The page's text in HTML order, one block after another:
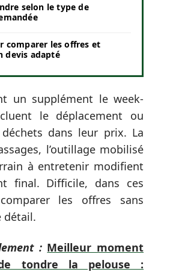
selon le type de
comparer les offres et
devis adapté
un supplément le week-
le déplacement ou
déchets dans leur prix. La
l’outillage mobilisé
à entretenir modifient
final. Difficile, dans ces
les offres sans
détail.
: Meilleur moment
tondre la pelouse :